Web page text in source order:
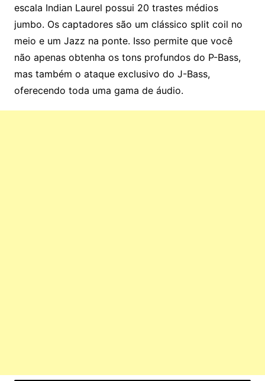
escala Indian Laurel possui 20 trastes médios
jumbo. Os captadores são um clássico split coil no
meio e um Jazz na ponte. Isso permite que você
não apenas obtenha os tons profundos do P-Bass,
mas também o ataque exclusivo do J-Bass,
oferecendo toda uma gama de áudio.